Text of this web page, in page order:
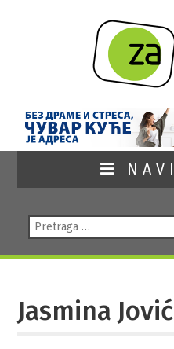
Pretraga:
Jasmina Jović